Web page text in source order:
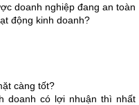
doanh nghiệp đang an toàn
động kinh doanh?
càng tốt?
doanh có lợi nhuận thì nhất